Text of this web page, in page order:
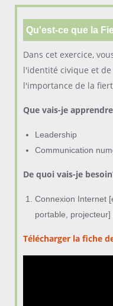
Qu'est-ce que la
Dans cet exercice,
l'identité civique et
l'importance de la
Que vais-je
Leadership
Communication
De quoi vais-je
Connexion Internet
portable, projecteur]
Télécharger la fiche